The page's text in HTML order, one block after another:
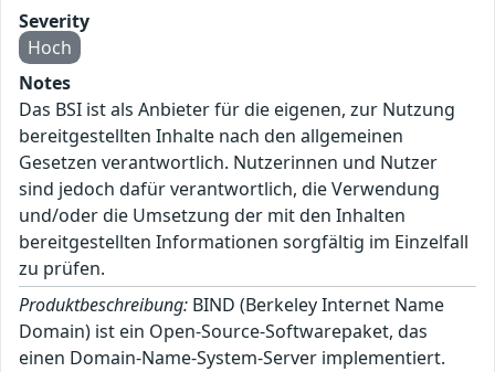
Severity
Hoch
Notes
Das BSI ist als Anbieter für die eigenen, zur Nutzung
bereitgestellten Inhalte nach den allgemeinen
Gesetzen verantwortlich. Nutzerinnen und Nutzer
sind jedoch dafür verantwortlich, die Verwendung
und/oder die Umsetzung der mit den Inhalten
bereitgestellten Informationen sorgfältig im Einzelfall
zu prüfen.
Produktbeschreibung: BIND (Berkeley Internet Name
Domain) ist ein Open-Source-Softwarepaket, das
einen Domain-Name-System-Server implementiert.